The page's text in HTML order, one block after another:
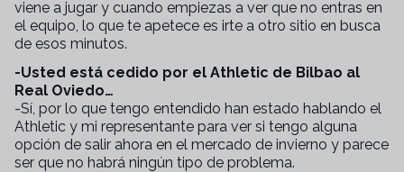
viene a jugar y cuando empiezas a ver que no entras en
el equipo, lo que te apetece es irte a otro sitio en busca
de esos minutos.
-Usted está cedido por el Athletic de Bilbao al
Real Oviedo…
-Sí, por lo que tengo entendido han estado hablando el
Athletic y mi representante para ver si tengo alguna
opción de salir ahora en el mercado de invierno y parece
ser que no habrá ningún tipo de problema.